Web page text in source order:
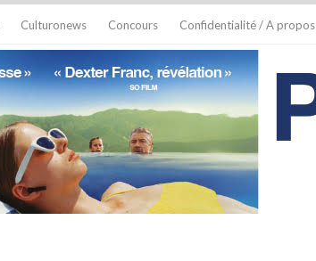
Culturonews Concours Confidentialité / A propos